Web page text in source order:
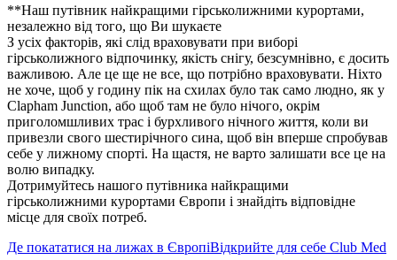
**Наш путівник найкращими гірськолижними курортами,
незалежно від того, що Ви шукаєте
З усіх факторів, які слід враховувати при виборі
гірськолижного відпочинку, якість снігу, безсумнівно, є досить
важливою. Але це ще не все, що потрібно враховувати. Ніхто
не хоче, щоб у годину пік на схилах було так само людно, як у
Clapham Junction, або щоб там не було нічого, окрім
приголомшливих трас і бурхливого нічного життя, коли ви
привезли свого шестирічного сина, щоб він вперше спробував
себе у лижному спорті. На щастя, не варто залишати все це на
волю випадку.
Дотримуйтесь нашого путівника найкращими
гірськолижними курортами Європи і знайдіть відповідне
місце для своїх потреб.
Де покататися на лижах в ЄвропіВідкрийте для себе Club Med